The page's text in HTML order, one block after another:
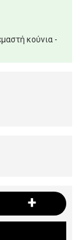
κούνια -
+